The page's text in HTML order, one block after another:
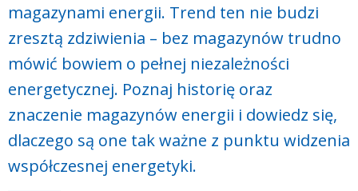
magazynami energii. Trend ten nie budzi
zresztą zdziwienia – bez magazynów trudno
mówić bowiem o pełnej niezależności
energetycznej. Poznaj historię oraz
znaczenie magazynów energii i dowiedz się,
dlaczego są one tak ważne z punktu widzenia
współczesnej energetyki.